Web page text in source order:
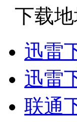
下载
迅雷
迅雷
联通